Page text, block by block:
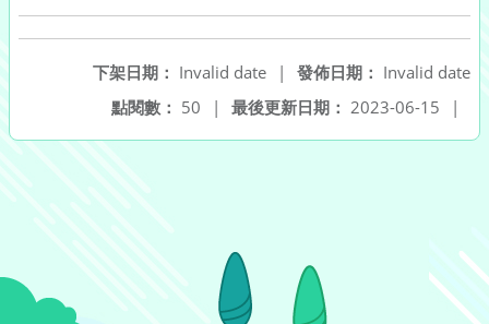
發佈日期： Invalid date
下架日期： Invalid date
|
最後更新日期： 2023-06-15 |
點閱數： 50 |